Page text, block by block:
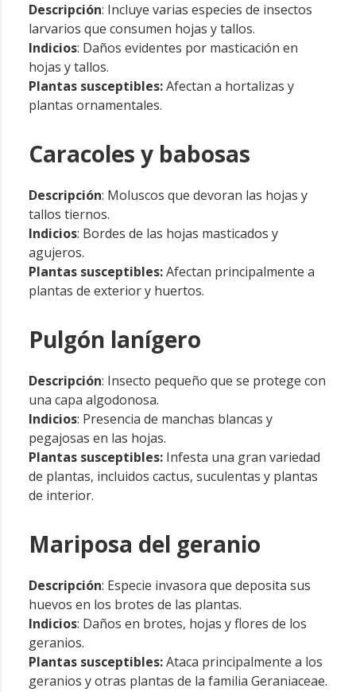
Descripción: Incluye varias especies de insectos
larvarios que consumen hojas y tallos.
Indicios: Daños evidentes por masticación en
hojas y tallos.
Plantas susceptibles:Afectan a hortalizas y
plantas ornamentales.
Caracoles y babosas
Descripción: Moluscos que devoran las hojas y
tallos tiernos.
Indicios: Bordes de las hojas masticados y
agujeros.
Plantas susceptibles:Afectan principalmente a
plantas de exterior y huertos.
Pulgón lanígero
Descripción: Insecto pequeño que se protege con
una capa algodonosa.
Indicios: Presencia de manchas blancas y
pegajosas en las hojas.
Plantas susceptibles:Infesta una gran variedad
de plantas, incluidos cactus, suculentas y plantas
de interior.
Mariposa del geranio
Descripción: Especie invasora que deposita sus
huevos en los brotes de las plantas.
Indicios: Daños en brotes, hojas y flores de los
geranios.
Plantas susceptibles:Ataca principalmente a los
geranios y otras plantas de la familia Geraniaceae.